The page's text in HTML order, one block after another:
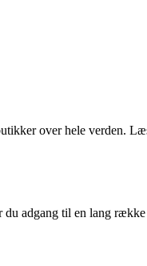
over hele verden.
adgang til en lang